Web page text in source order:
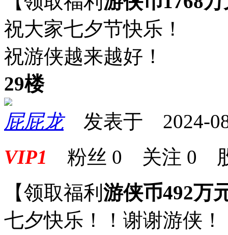
祝大家七夕节快乐！
祝游侠越来越好！
29楼
屁屁龙发表于 2024-
VIP1 粉丝 0 关注 0
【领取福利 游侠币492万
七夕快乐！！谢谢游侠！